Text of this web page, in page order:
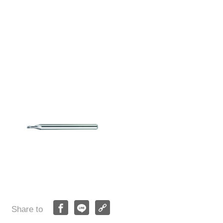
Share to